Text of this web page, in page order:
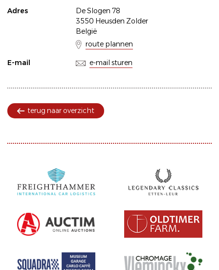
Adres
De Slogen 78
3550 Heusden Zolder
België
route plannen
E-mail e-mail sturen
terug naar overzicht